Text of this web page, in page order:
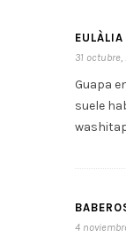
EULÀLIA
31 octubre,
Guapa
suele
4